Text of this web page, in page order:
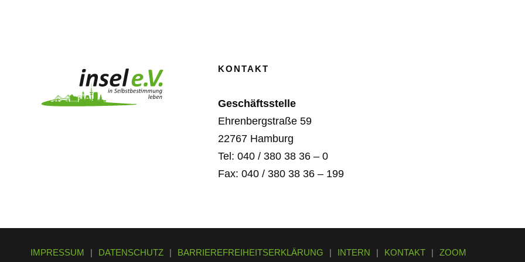
KONTAKT
Geschäftsstelle
Ehrenbergstraße 59
22767 Hamburg
Tel: 040 / 380 38 36 – 0
Fax: 040 / 380 38 36 – 199
IMPRESSUM | DATENSCHUTZ | BARRIEREFREIHEITSERKLÄRUNG | INTERN | KONTAKT | ZOOM